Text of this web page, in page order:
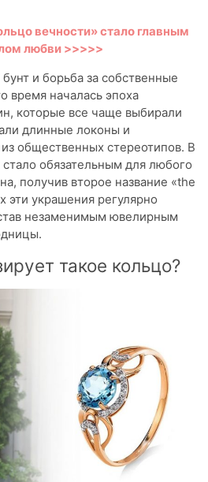
вечности» стало главным
любви >>>>>
и борьба за собственные
время началась эпоха
которые все чаще выбирали
длинные локоны и
общественных стереотипов. В
обязательным для любого
получив второе название «the
украшения регулярно
незаменимым ювелирным
такое кольцо?